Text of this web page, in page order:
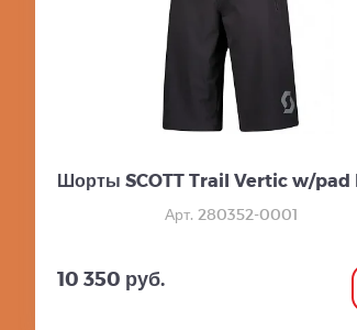
Шорты SCOTT Trail Vertic w/pad
Арт. 280352-0001
10 350 руб.